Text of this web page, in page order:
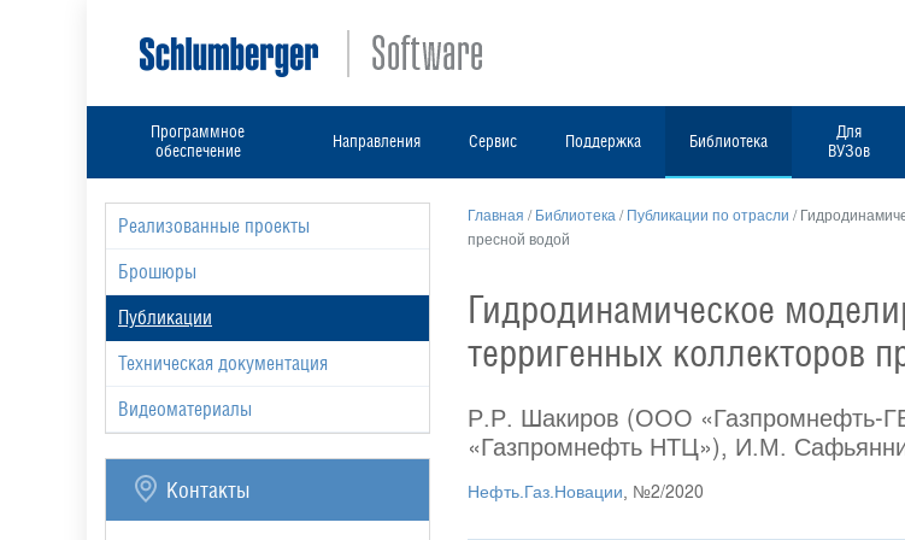
Программное
обеспечение
Направления Сервис Поддержка Библиотека
Для
ВУЗов
Реализованные проекты
Брошюры
Публикации
Техническая документация
Видеоматериалы
Контакты
Главная /Библиотека/Публикации по отрасли /
пресной водой
Гидродинамическое
терригенных коллекторов
Р.Р. Шакиров (ООО
«Газпромнефть НТЦ»), И.М.
Нефть.Газ.Новации, №2/2020